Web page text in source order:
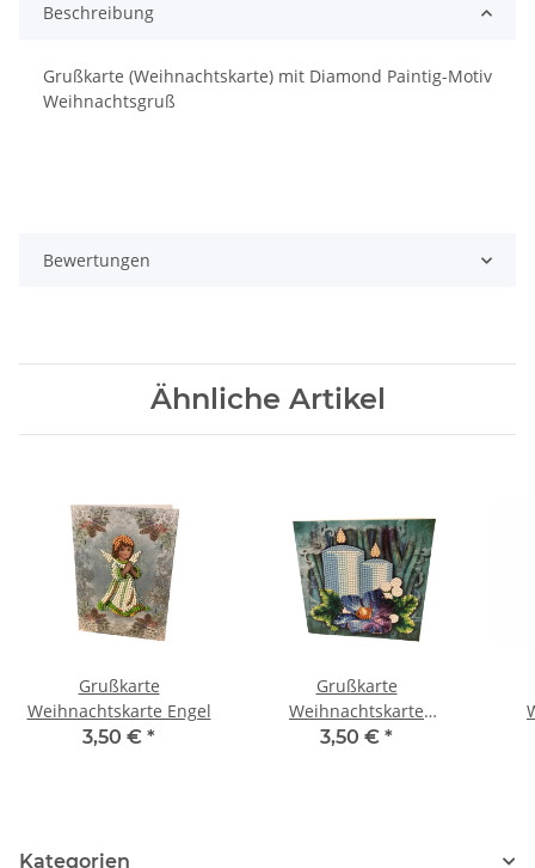
Beschreibung
Grußkarte (Weihnachtskarte) mit Diamond Paintig-Motiv
Weihnachtsgruß
Bewertungen
Ähnliche Artikel
Grußkarte
Weihnachtskarte Engel
3,50 € *
Grußkarte
Weihnachtskarte
Adventskerzen
3,50 € *
Kategorien